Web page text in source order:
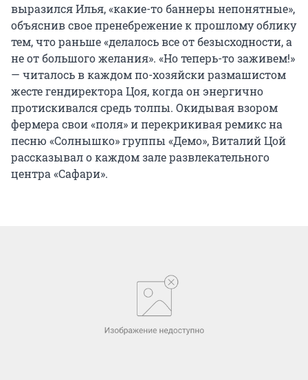
выразился Илья, «какие-то баннеры непонятные»,
объяснив свое пренебрежение к прошлому облику
тем, что раньше «делалось все от безысходности, а
не от большого желания». «Но теперь-то заживем!»
— читалось в каждом по-хозяйски размашистом
жесте гендиректора Цоя, когда он энергично
протискивался средь толпы. Окидывая взором
фермера свои «поля» и перекрикивая ремикс на
песню «Солнышко» группы «Демо», Виталий Цой
рассказывал о каждом зале развлекательного
центра «Сафари».